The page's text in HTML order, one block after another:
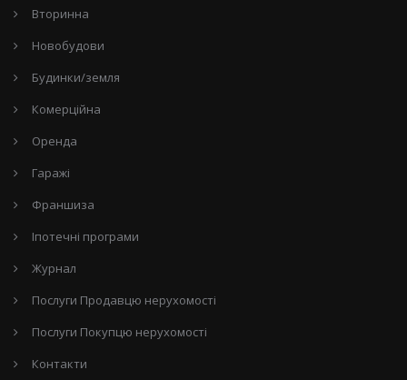
Вторинна
Новобудови
Будинки/земля
Комерційна
Оренда
Гаражі
Франшиза
Іпотечні програми
Журнал
Послуги Продавцю нерухомості
Послуги Покупцю нерухомості
Контакти